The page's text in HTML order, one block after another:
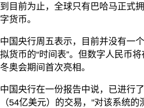
到目前为止，全球只有巴哈马正式
字货币。
中国央行周五表示，目前并没有一
拟货币的“时间表”。但数字人民币
冬奥会期间首次亮相。
中国央行在一份报告中说，已进行
（54亿美元）的交易，"对该系统的